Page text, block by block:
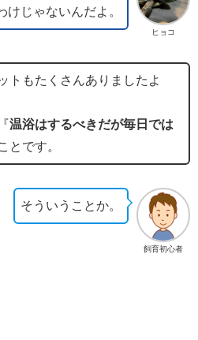
ヒョコ
けじゃないんだよ。
トもたくさんありましたよ
温浴はするべきだが毎日では
とです。
飼育初心者
そういうことか。